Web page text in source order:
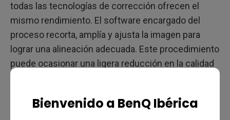
Bienvenido a BenQ Ibérica
todas las tecnologías de corrección ofrecen el
mismo rendimiento. El software encargado del
proceso recorta, amplía y ajusta la imagen para
lograr una alineación adecuada. Este procedimiento
puede ocasionar una ligera reducción en la calidad
proyección.